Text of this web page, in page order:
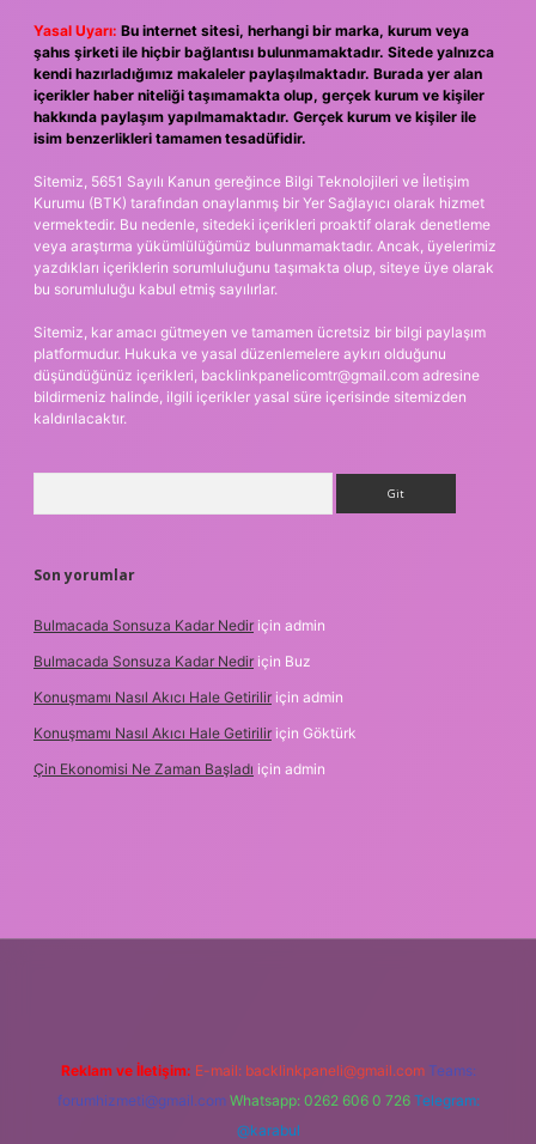
Yasal Uyarı: Bu internet sitesi, herhangi bir marka, kurum veya
şahıs şirketi ile hiçbir bağlantısı bulunmamaktadır. Sitede yalnızca
kendi hazırladığımız makaleler paylaşılmaktadır. Burada yer alan
içerikler haber niteliği taşımamakta olup, gerçek kurum ve kişiler
hakkında paylaşım yapılmamaktadır. Gerçek kurum ve kişiler ile
isim benzerlikleri tamamen tesadüfidir.
Sitemiz, 5651 Sayılı Kanun gereğince Bilgi Teknolojileri ve İletişim
Kurumu (BTK) tarafından onaylanmış bir Yer Sağlayıcı olarak hizmet
vermektedir. Bu nedenle, sitedeki içerikleri proaktif olarak denetleme
veya araştırma yükümlülüğümüz bulunmamaktadır. Ancak, üyelerimiz
yazdıkları içeriklerin sorumluluğunu taşımakta olup, siteye üye olarak
bu sorumluluğu kabul etmiş sayılırlar.
Sitemiz, kar amacı gütmeyen ve tamamen ücretsiz bir bilgi paylaşım
platformudur. Hukuka ve yasal düzenlemelere aykırı olduğunu
düşündüğünüz içerikleri, backlinkpanelicomtr@gmail.com adresine
bildirmeniz halinde, ilgili içerikler yasal süre içerisinde sitemizden
kaldırılacaktır.
Son yorumlar
Bulmacada Sonsuza Kadar Nedir için admin
Bulmacada Sonsuza Kadar Nedir için Buz
Konuşmamı Nasıl Akıcı Hale Getirilir için admin
Konuşmamı Nasıl Akıcı Hale Getirilir için Göktürk
Çin Ekonomisi Ne Zaman Başladı için admin
Reklam ve İletişim: E-mail: backlinkpaneli@gmail.com Teams:
forumhizmeti@gmail.com Whatsapp: 0262 606 0 726 Telegram:
@karabul